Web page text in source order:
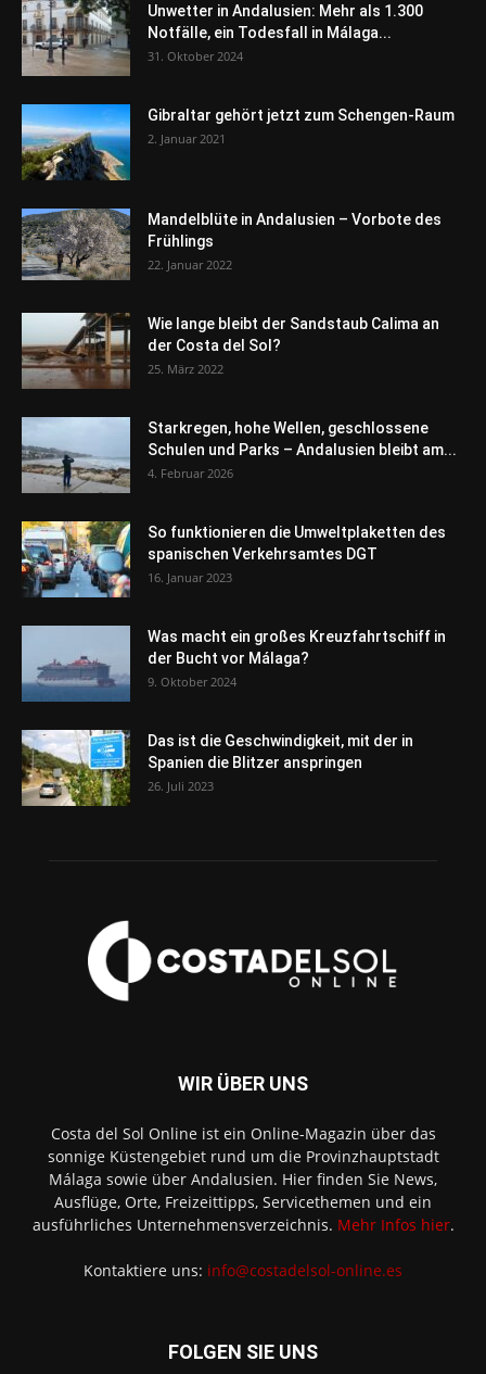
Unwetter in Andalusien: Mehr als 1.300
Notfälle, ein Todesfall in Málaga...
31. Oktober 2024
Gibraltar gehört jetzt zum Schengen-Raum
2. Januar 2021
Mandelblüte in Andalusien – Vorbote des
Frühlings
22. Januar 2022
Wie lange bleibt der Sandstaub Calima an
der Costa del Sol?
25. März 2022
Starkregen, hohe Wellen, geschlossene
Schulen und Parks – Andalusien bleibt am...
4. Februar 2026
So funktionieren die Umweltplaketten des
spanischen Verkehrsamtes DGT
16. Januar 2023
Was macht ein großes Kreuzfahrtschiff in
der Bucht vor Málaga?
9. Oktober 2024
Das ist die Geschwindigkeit, mit der in
Spanien die Blitzer anspringen
26. Juli 2023
WIR ÜBER UNS
Costa del Sol Online ist ein Online-Magazin über das
sonnige Küstengebiet rund um die Provinzhauptstadt
Málaga sowie über Andalusien. Hier finden Sie News,
Ausflüge, Orte, Freizeittipps, Servicethemen und ein
ausführliches Unternehmensverzeichnis. Mehr Infos hier.
Kontaktiere uns: info@costadelsol-online.es
FOLGEN SIE UNS